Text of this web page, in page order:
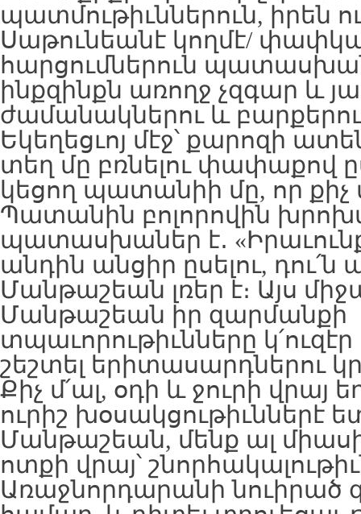
պատմութիւններուն, իրեն
Սաթունեանէ կողմէ/
հարցումներուն
ինքզինքն առողջ չզգար և
ժամանակներու և
Եկեղեցւոյ մէջ՝ քարոզի
տեղ մը բռնելու փափաքով
կեցող պատանիի մը, որ քիչ
Պատանին բոլորովին
պատասխաներ է․ «Իրաւունք
անդին անցիր ըսելու, դու՛ն
Մանթաշեան լռեր է։ Այս
Մանթաշեան իր զարմանքի
տպաւորութիւնները
շեշտել երիտասարդներու
Քիչ մ՛ալ, օդի և ջուրի վրայ
ուրիշ խօսակցութիւններէ
Մանթաշեան, մենք ալ
ոտքի վրայ՝
Առաջնորդարանի նուիրած